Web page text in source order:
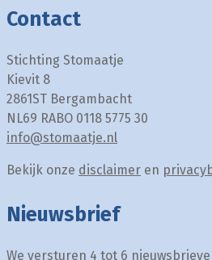
Contact
Stichting Stomaatje
Kievit 8
2861ST Bergambacht
NL69 RABO 0118 5775 30
info@stomaatje.nl
Bekijk onze disclaimer en
Nieuwsbrief
We versturen 4 tot 6